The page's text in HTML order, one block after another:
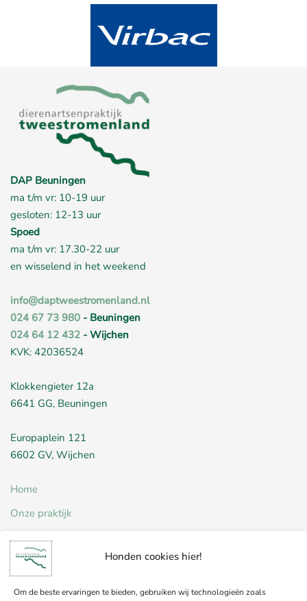
Honden cookies hier!
Om de beste ervaringen te bieden, gebruiken wij technologieën zoals
DAP Beuningen
ma t/m vr: 10-19 uur
gesloten: 12-13 uur
Spoed
ma t/m vr: 17.30-22 uur
en wisselend in het weekend
info@daptweestromenland.nl
024 67 73 980 - Beuningen
024 64 12 432 - Wijchen
KVK: 42036524
Klokkengieter 12a
6641 GG, Beuningen
Europaplein 121
6602 GV, Wijchen
Home
Onze praktijk
Werken bij